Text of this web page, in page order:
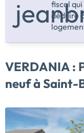
fiscal
déduire
VERDANIA :
neuf à Saint-